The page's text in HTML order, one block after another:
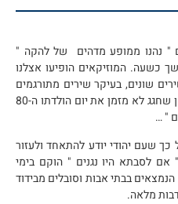
" נהנו ממופע מדהים של להקה "
כשעה. המוזיקאים הופיעו אצלנו
שונים, בעיקר שירים מתורגמים
של האומן האמריקאי-יהודי בוב דילאן שחגג לא מזמן את יום הולדתו ה-80
" …
שעם יהודי יודע להתאחד ולעזור
לסבתא היו נגנים " הוקם בימי
בבתי אבות וסובלים מבידוד
מלאה.